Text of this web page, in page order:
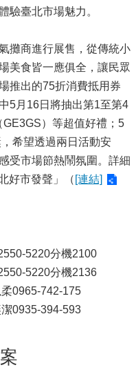
驗臺北市場魅力。
商進行展售，從傳統小
美食皆一應俱全，讓民眾
推出的75折消費抵用券
5月16日將抽出第1至第4
）等超值好禮；5
希望透過兩日活動安
受市場節熱鬧氛圍。詳細
好市發聲」（ [連結]
5220分機2100
5220分機2136
0965-742-175
0935-394-593